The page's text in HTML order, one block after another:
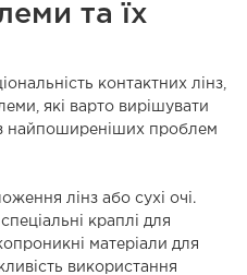
та їх
контактних лінз,
які варто вирішувати
найпоширеніших проблем
лінз або сухі очі.
краплі для
матеріали для
використання